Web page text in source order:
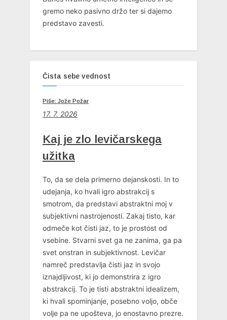
gremo neko pasivno držo ter si dajemo
predstavo zavesti.
Čista sebe vednost
Piše: Jože Požar
17. 7. 2026
Kaj je zlo levičarskega
užitka
To, da se dela primerno dejanskosti. In to
udejanja, ko hvali igro abstrakcij s
smotrom, da predstavi abstraktni moj v
subjektivni nastrojenosti. Zakaj tisto, kar
odmeče kot čisti jaz, to je prostost od
vsebine. Stvarni svet ga ne zanima, ga pa
svet onstran in subjektivnost. Levičar
namreč predstavlja čisti jaz in svojo
iznajdljivost, ki jo demonstrira z igro
abstrakcij. To je tisti abstraktni idealizem,
ki hvali spominjanje, posebno voljo, obče
volje pa ne upošteva, jo enostavno prezre.